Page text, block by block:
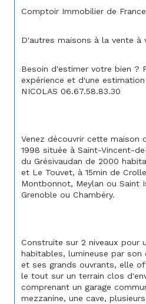
Comptoir Immobilier de
D'autres maisons à la vente à
Besoin d'estimer votre bien ?
expérience et d'une
NICOLAS 06.67.58.83.30
Venez découvrir cette maison
1998 située à Saint-Vincent-
du Grésivaudan de 2000
et Le Touvet, à 15min de
Montbonnot, Meylan ou Saint
Grenoble ou Chambéry.
Construite sur 2 niveaux pour
habitables, lumineuse par
et ses grands ouvrants, elle
le tout sur un terrain clos
comprenant un garage
mezzanine, une cave,